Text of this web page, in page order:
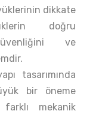
dikkate
doğru
ve
tasarımında
bir öneme
mekanik